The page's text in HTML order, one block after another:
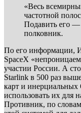
«Весь
частотной
Подавить его —
полковник.
По его информации,
SpaceX
участии России. А
Starlink в 500 раз
карт и инерциальных
использовать их для
Противник, по